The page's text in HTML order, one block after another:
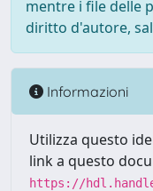
mentre i file delle
diritto d'autore,
Informazioni
Utilizza questo
link a questo
https://